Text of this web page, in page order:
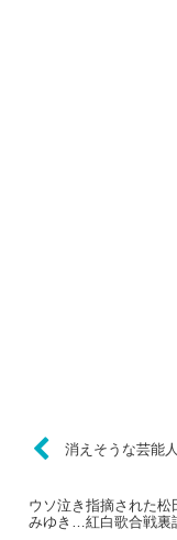
消えそうな芸能
ウソ泣き指摘された
みゆき…紅白歌合戦裏